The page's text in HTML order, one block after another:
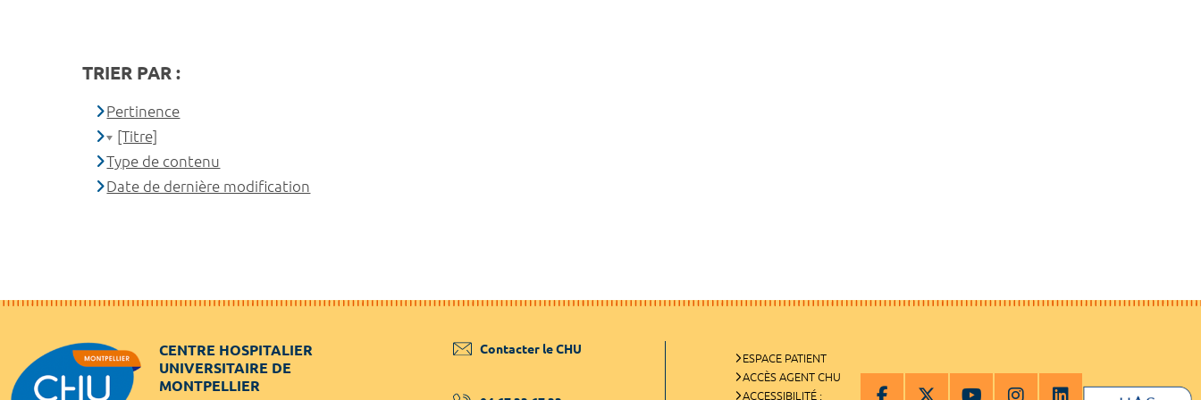
TRIER PAR :
Pertinence
[Titre]
Type de contenu
Date de dernière modification
CENTRE HOSPITALIER
UNIVERSITAIRE DE
MONTPELLIER
Contacter le CHU
ESPACE PATIENT
ACCÈS AGENT CHU
ACCESSIBILITÉ :